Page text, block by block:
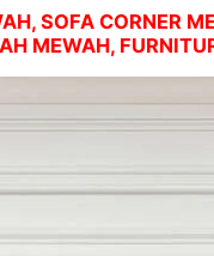
SOFA CORNER
MEWAH,